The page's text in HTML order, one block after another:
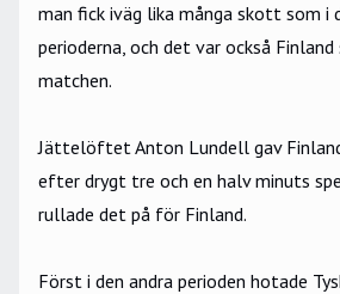
man fick iväg lika många skott som
perioderna, och det var också
matchen.
Jättelöftet Anton Lundell gav
efter drygt tre och en halv minuts
rullade det på för Finland.
Först i den andra perioden hotade